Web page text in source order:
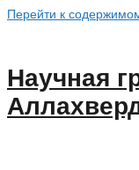
Перейти к
Научная